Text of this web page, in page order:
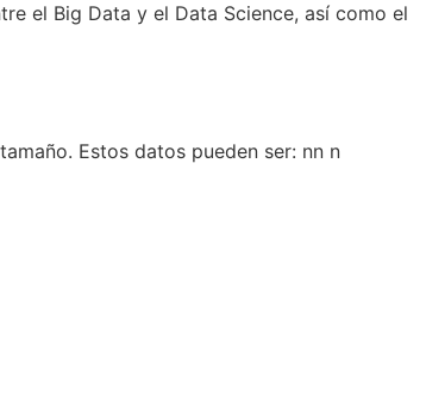
el Big Data y el Data Science, así como el
Estos datos pueden ser: nn n